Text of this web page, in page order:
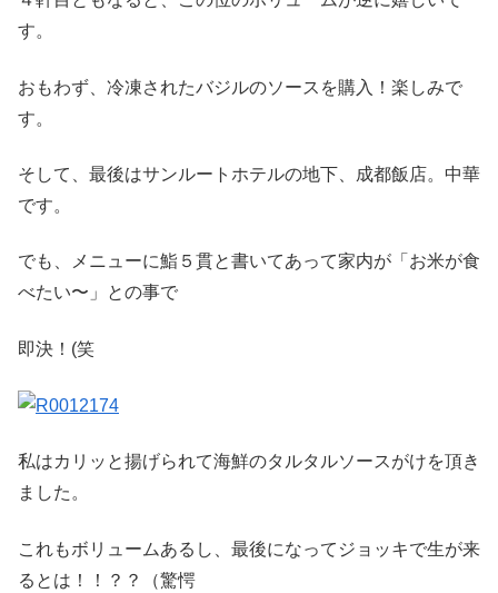
す。
おもわず、冷凍されたバジルのソースを購入！楽しみで
す。
そして、最後はサンルートホテルの地下、成都飯店。中華
です。
でも、メニューに鮨５貫と書いてあって家内が「お米が食
べたい〜」との事で
即決！(笑
私はカリッと揚げられて海鮮のタルタルソースがけを頂き
ました。
これもボリュームあるし、最後になってジョッキで生が来
るとは！！？？（驚愕